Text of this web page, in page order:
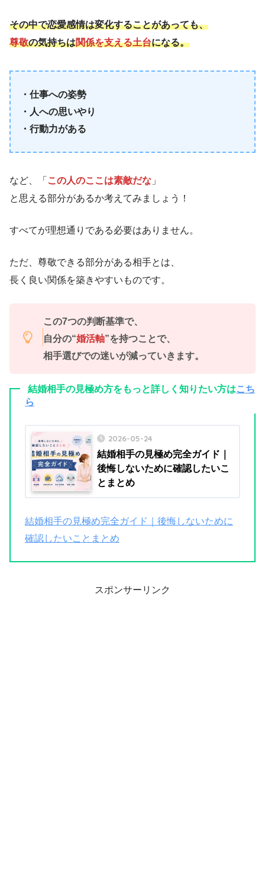
その中で恋愛感情は変化することがあっても、
尊敬の気持ちは関係を支える土台になる。
・仕事への姿勢
・人への思いやり
・行動力がある
など、「 この人のここは素敵だな 」
と思える部分があるか考えてみましょう！
すべてが理想通りである必要はありません。
ただ、尊敬できる部分がある相手とは、
長く良い関係を築きやすいものです。
この7つの判断基準で、
自分の“婚活軸”を持つことで、
相手選びでの迷いが減っていきます。
結婚相手の見極め方をもっと詳しく知りたい方はこち
ら
2026-05-24
結婚相手の見極め完全ガイド｜
後悔しないために確認したいこ
とまとめ
結婚相手の見極め完全ガイド｜後悔しないために
確認したいことまとめ
スポンサーリンク